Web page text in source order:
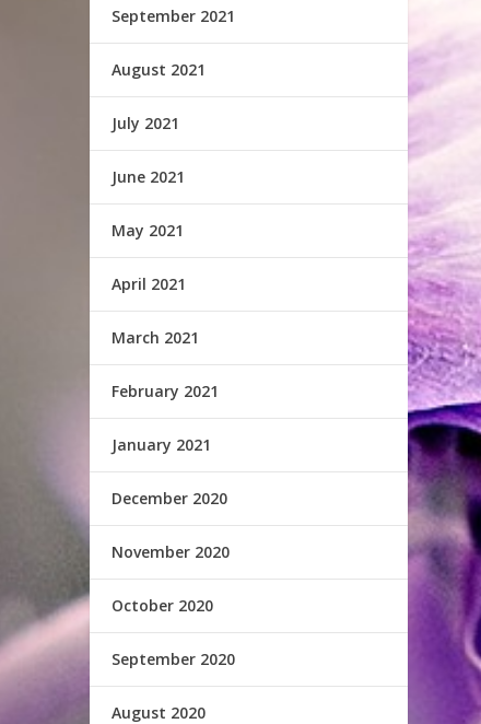
September 2021
August 2021
July 2021
June 2021
May 2021
April 2021
March 2021
February 2021
January 2021
December 2020
November 2020
October 2020
September 2020
August 2020